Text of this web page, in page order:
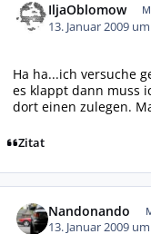
IljaOblomow
13. Januar 2009
Ha ha...ich versuche
es klappt dann muss
dort einen zulegen.
Zitat
Nandonando
13. Januar 2009